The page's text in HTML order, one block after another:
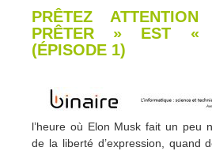
PRÊTEZ
PRÊTER » EST «
(ÉPISODE 1)
l’heure où Elon Musk fait un peu
de la liberté d’expression, quand